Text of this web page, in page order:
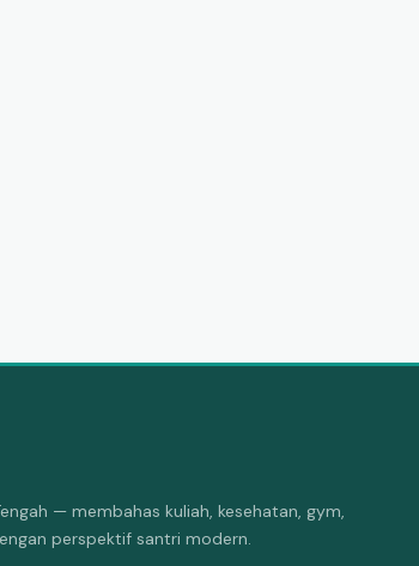
— membahas kuliah, kesehatan, gym,
perspektif santri modern.